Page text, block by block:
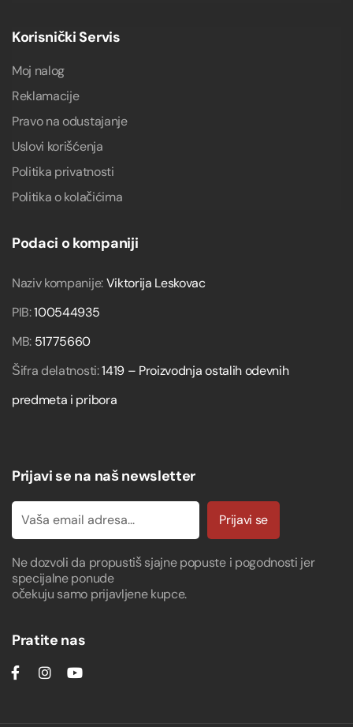
Korisnički Servis
Moj nalog
Reklamacije
Pravo na odustajanje
Uslovi korišćenja
Politika privatnosti
Politika o kolačićima
Podaci o kompaniji
Naziv kompanije:Viktorija Leskovac
PIB:100544935
MB: 51775660
Šifra delatnosti:1419 – Proizvodnja ostalih odevnih
predmeta i pribora
Prijavi se na naš newsletter
Prijavi se
Ne dozvoli da propustiš sjajne popuste i pogodnosti jer
specijalne ponude
očekuju samo prijavljene kupce.
Pratite nas